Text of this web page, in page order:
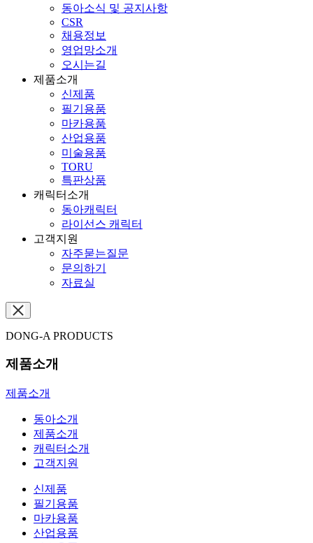
동아소식 및 공지사항
CSR
채용정보
영업망소개
오시는길
제품소개
신제품
필기용품
마카용품
산업용품
미술용품
TORU
특판상품
캐릭터소개
동아캐릭터
라이선스 캐릭터
고객지원
자주묻는질문
문의하기
자료실
DONG-A PRODUCTS
제품소개
제품소개
동아소개
제품소개
캐릭터소개
고객지원
신제품
필기용품
마카용품
산업용품